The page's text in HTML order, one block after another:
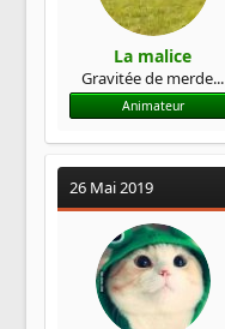
La malice
Gravitée de merde...
Animateur
26 Mai 2019